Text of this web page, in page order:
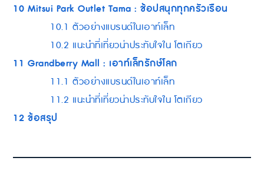
10 Mitsui Park Outlet Tama : ช้อปสนุกทุกครัวเรือน
10.1 ตัวอย่างแบรนด์ในเอาท์เล็ท
10.2 แนะนำที่เที่ยวน่าประทับใจใน โตเกียว
11 Grandberry Mall : เอาท์เล็ทรักษ์โลก
11.1 ตัวอย่างแบรนด์ในเอาท์เล็ท
11.2 แนะนำที่เที่ยวน่าประทับใจใน โตเกียว
12 ข้อสรุป